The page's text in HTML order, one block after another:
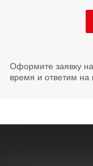
Оформите заявку
время и ответим на